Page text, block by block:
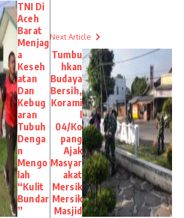
TNI Di
Aceh
Barat
Menjag
a
Keseh
atan
Dan
Kebug
aran
Tubuh
Denga
n
Mengo
lah
“Kulit
Bundar
”
Next Article
Tumbu
hkan
Budaya
Bersih,
Korami
04/Ko
pang
Ajak
Masyar
akat
Mersik
Mersik
Masjid